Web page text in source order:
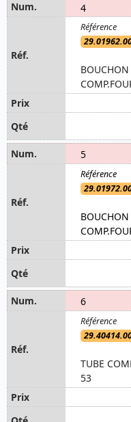
4
5
BOUCHON
6
TUBE
53